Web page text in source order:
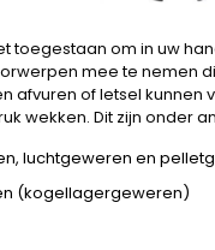
toegestaan ​​om in uw
mee te nemen
afvuren of letsel kunnen
wekken. Dit zijn onder
luchtgeweren en
(kogellagergeweren)